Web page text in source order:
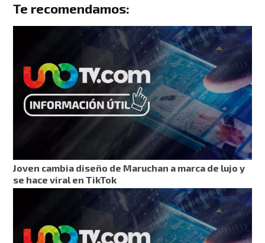
Te recomendamos:
Joven cambia diseño de Maruchan a marca de lujo y
se hace viral en TikTok